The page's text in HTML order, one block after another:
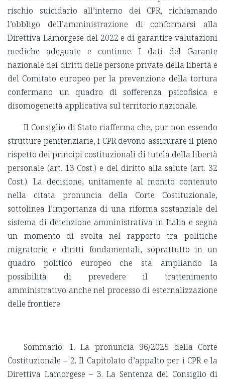
rischio suicidario all’interno dei CPR, richiamando
l’obbligo dell’amministrazione di conformarsi alla
Direttiva Lamorgese del 2022 e di garantire valutazioni
mediche adeguate e continue. I dati del Garante
nazionale dei diritti delle persone private della libertà e
del Comitato europeo per la prevenzione della tortura
confermano un quadro di sofferenza psicofisica e
disomogeneità applicativa sul territorio nazionale.
Il Consiglio di Stato riafferma che, pur non essendo
strutture penitenziarie, i CPR devono assicurare il pieno
rispetto dei principi costituzionali di tutela della libertà
personale (art. 13 Cost.) e del diritto alla salute (art. 32
Cost.). La decisione, unitamente al monito contenuto
nella citata pronuncia della Corte Costituzionale,
sottolinea l’importanza di una riforma sostanziale del
sistema di detenzione amministrativa in Italia e segna
un momento di svolta nel rapporto tra politiche
migratorie e diritti fondamentali, soprattutto in un
quadro politico europeo che sta ampliando la
possibilità di prevedere il trattenimento
amministrativo anche nel processo di esternalizzazione
delle frontiere.
Sommario: 1. La pronuncia 96/2025 della Corte
Costituzionale – 2. Il Capitolato d’appalto per i CPR e la
Direttiva Lamorgese – 3. La Sentenza del Consiglio di